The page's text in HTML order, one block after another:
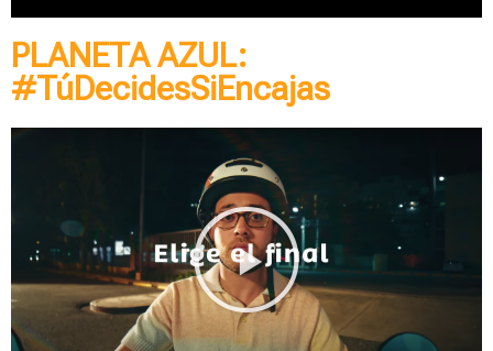
PLANETA AZUL:
#TúDecidesSiEncajas